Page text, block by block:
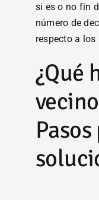
si es o no fin
número de
respecto a
¿Qué